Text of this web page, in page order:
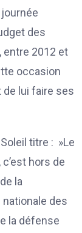
des
entre 2012 et
occasion
de lui faire ses
titre : »Le
hors de
la
des
la défense